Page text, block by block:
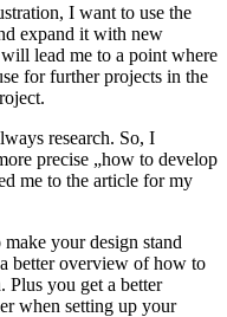
I want to use the
expand it with new
lead me to a point where
for further projects in the
research. So, I
precise „how to develop
me to the article for my
your design stand
better overview of how to
Plus you get a better
when setting up your